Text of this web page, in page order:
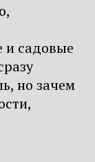
и садовые
но зачем